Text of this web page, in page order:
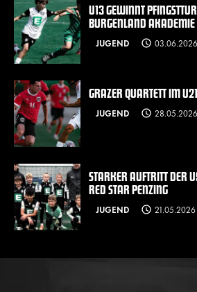
U13 GEWINNT
BURGENLAND AKADEMIE
JUGEND 03.06.2026
GRAZER QUARTETT IM
JUGEND 28.05.2026
STARKER AUFTRITT DER
RED STAR PENZING
JUGEND 21.05.2026